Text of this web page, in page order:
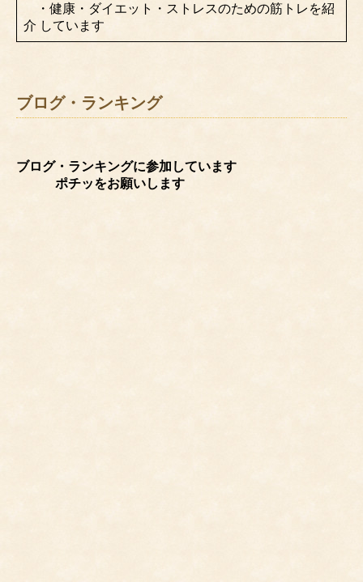
・健康・ダイエット・ストレスのための筋トレを紹
介 しています
ブログ・ランキング
ブログ・ランキングに参加しています
ポチッをお願いします